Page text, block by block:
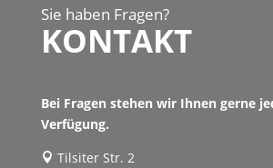
Sie haben Fragen?
KONTAKT
Bei Fragen stehen wir Ihnen gerne
Verfügung.
Tilsiter Str. 2